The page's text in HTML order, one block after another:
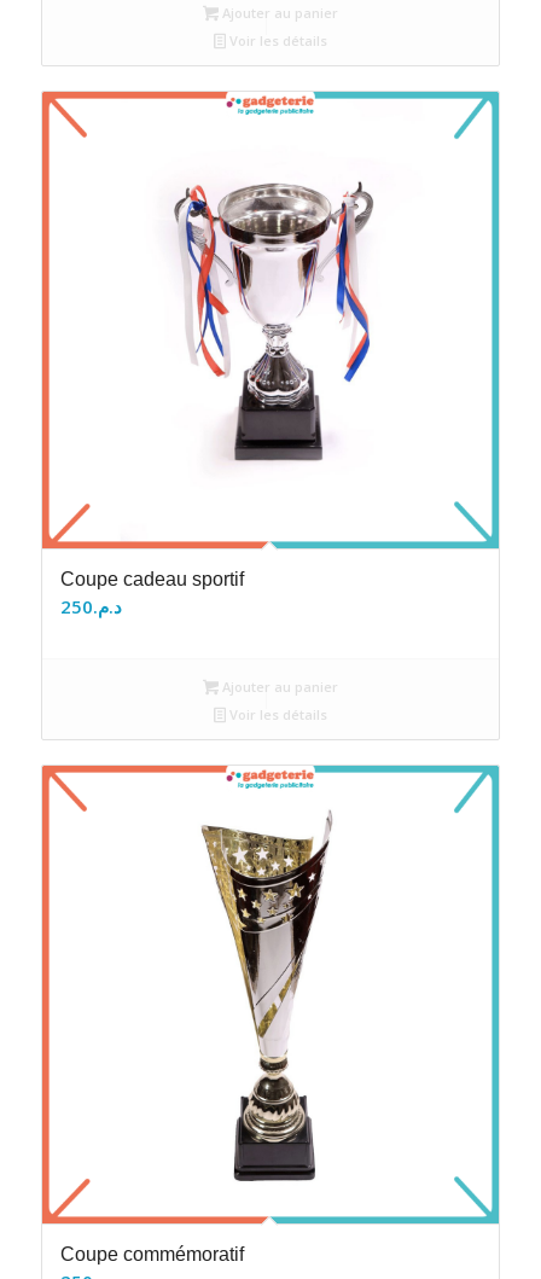
Ajouter au panier
Voir les détails
Coupe cadeau sportif
د.م.250
Ajouter au panier
Voir les détails
Coupe commémoratif